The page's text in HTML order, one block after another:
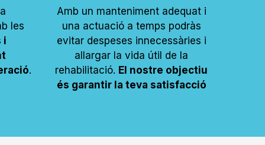
les
i
.
Amb un manteniment adequat i
una actuació a temps podràs
evitar despeses innecessàries i
allargar la vida útil de la
rehabilitació. El nostre objectiu
és garantir la teva satisfacció